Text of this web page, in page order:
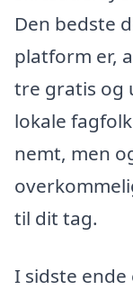
Den bedste
platform er,
tre gratis og
lokale
nemt, men
til dit tag.
I sidste